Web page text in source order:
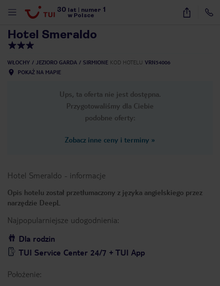
30 lat numer 1
w Polsce
6
Hotel Smeraldo
WŁOCHY JEZIORO GARDA SIRMIONE KOD HOTELU VRN54006
POKAŻ NA MAPIE
Ups, ta oferta nie jest dostępna.
Przygotowaliśmy dla Ciebie
podobne oferty:
Zobacz inne ceny i terminy »
Hotel Smeraldo - informacje
Opis hotelu został przetłumaczony z języka angielskiego przez
narzędzie DeepL
Najpopularniejsze udogodnienia:
Dla rodzin
TUI Service Center 24/7 + TUI App
Położenie: